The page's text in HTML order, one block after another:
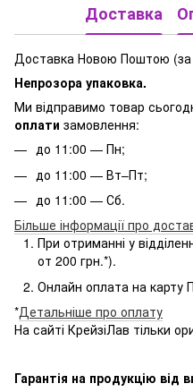
Доставка
Доставка Новою Поштою (за
Непрозора упаковка.
Ми відправимо товар
оплати замовлення:
до 11:00 — Пн;
до 11:00 — Вт–Пт;
до 11:00 — Сб.
Більше інформації про
При отриманні у
от 200 грн.*).
Онлайн оплата на карту
*Детальніше про оплату
На сайті КрейзіЛав тільки
Гарантія на продукцію від